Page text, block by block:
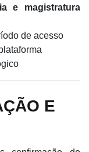
e magistratura
de acesso
E